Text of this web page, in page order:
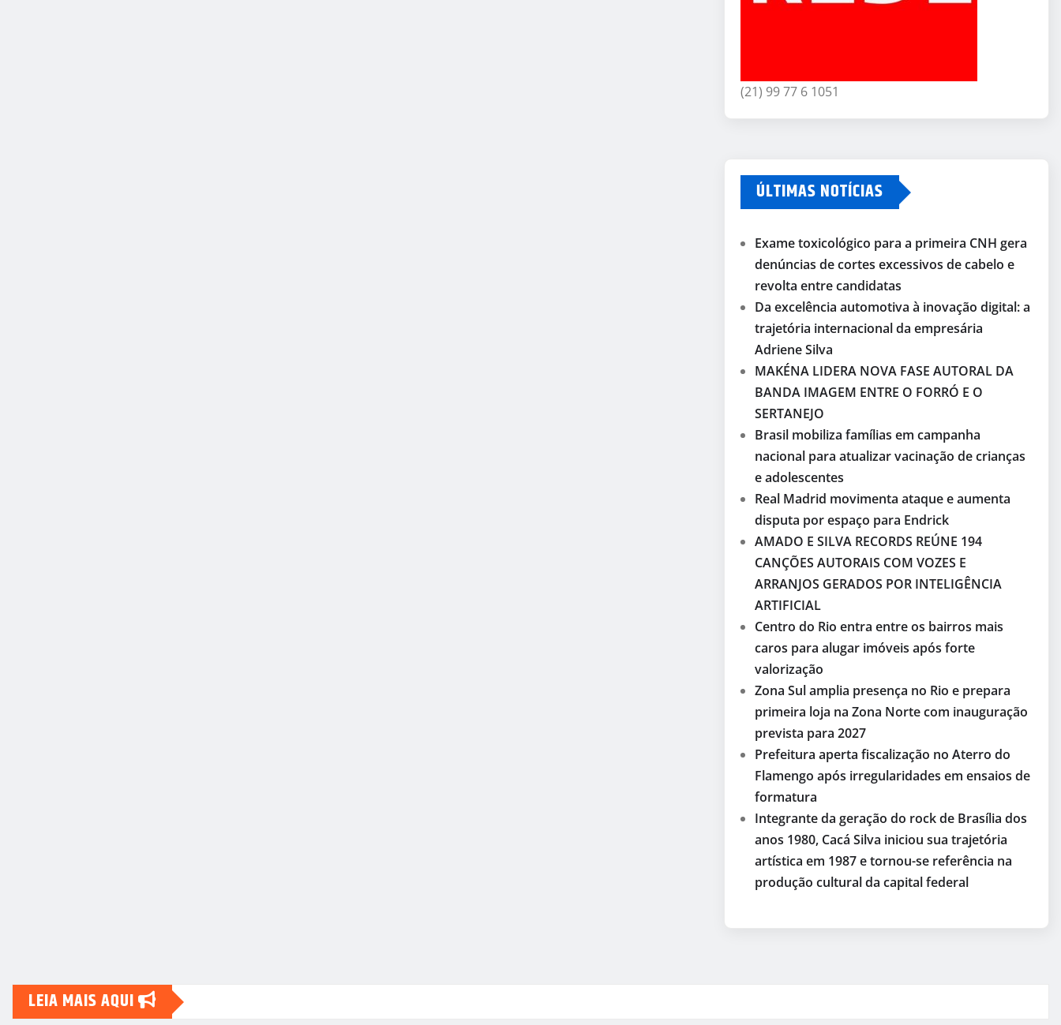
(21) 99 77 6 1051
ÚLTIMAS NOTÍCIAS
Exame toxicológico para a primeira CNH gera
denúncias de cortes excessivos de cabelo e
revolta entre candidatas
Da excelência automotiva à inovação digital: a
trajetória internacional da empresária
Adriene Silva
MAKÉNA LIDERA NOVA FASE AUTORAL DA
BANDA IMAGEM ENTRE O FORRÓ E O
SERTANEJO
Brasil mobiliza famílias em campanha
nacional para atualizar vacinação de crianças
e adolescentes
Real Madrid movimenta ataque e aumenta
disputa por espaço para Endrick
AMADO E SILVA RECORDS REÚNE 194
CANÇÕES AUTORAIS COM VOZES E
ARRANJOS GERADOS POR INTELIGÊNCIA
ARTIFICIAL
Centro do Rio entra entre os bairros mais
caros para alugar imóveis após forte
valorização
Zona Sul amplia presença no Rio e prepara
primeira loja na Zona Norte com inauguração
prevista para 2027
Prefeitura aperta fiscalização no Aterro do
Flamengo após irregularidades em ensaios de
formatura
Integrante da geração do rock de Brasília dos
anos 1980, Cacá Silva iniciou sua trajetória
artística em 1987 e tornou-se referência na
produção cultural da capital federal
LEIA MAIS AQUI